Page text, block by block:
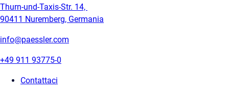
Thurn-und-Taxis-Str. 14,
90411 Nuremberg, Germania
info@paessler.com
+49 911 93775-0
Contattaci